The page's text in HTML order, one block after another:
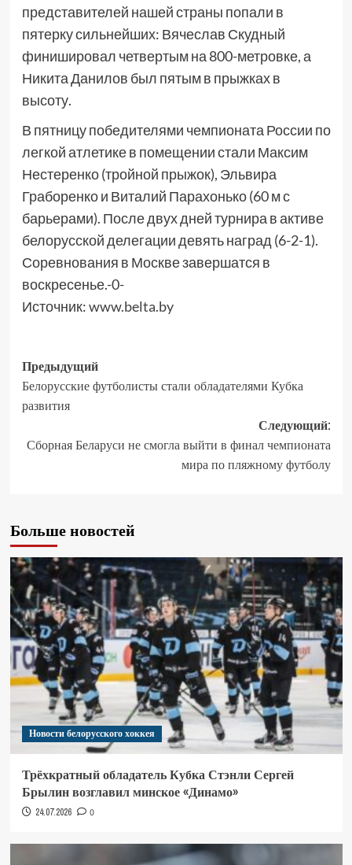
представителей нашей страны попали в
пятерку сильнейших: Вячеслав Скудный
финишировал четвертым на 800-метровке, а
Никита Данилов был пятым в прыжках в
высоту.
В пятницу победителями чемпионата России по
легкой атлетике в помещении стали Максим
Нестеренко (тройной прыжок), Эльвира
Граборенко и Виталий Парахонько (60 м с
барьерами). После двух дней турнира в активе
белорусской делегации девять наград (6-2-1).
Соревнования в Москве завершатся в
воскресенье.-0-
Источник:www.belta.by
Предыдущий
Белорусские футболисты стали обладателями Кубка
развития
Следующий:
Сборная Беларуси не смогла выйти в финал чемпионата
мира по пляжному футболу
Больше новостей
Новости белорусского хоккея
Трёхкратный обладатель Кубка Стэнли Сергей
Брылин возглавил минское «Динамо»
24.07.2026 0